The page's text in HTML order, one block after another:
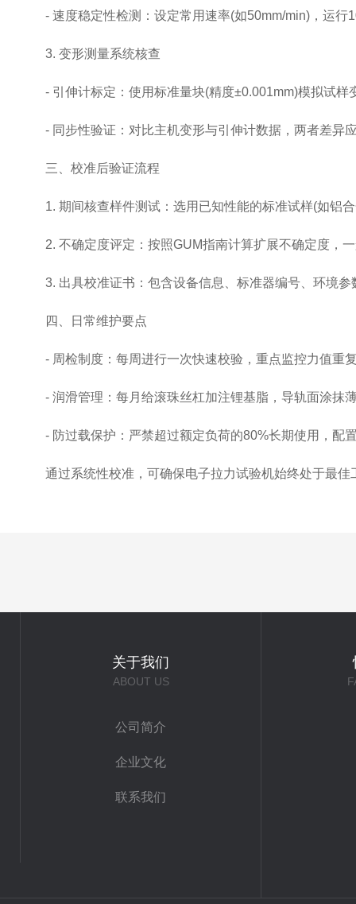
- 速度稳定性检测：设定常用速率(如50mm/min)，运行
3. 变形测量系统核查
- 引伸计标定：使用标准量块(精度±0.001mm)模拟试样
- 同步性验证：对比主机变形与引伸计数据，两者差异
三、校准后验证流程
1. 期间核查样件测试：选用已知性能的标准试样(如铝合
2. 不确定度评定：按照GUM指南计算扩展不确定度，一
3. 出具校准证书：包含设备信息、标准器编号、环境参
四、日常维护要点
- 周检制度：每周进行一次快速校验，重点监控力值重
- 润滑管理：每月给滚珠丝杠加注锂基脂，导轨面涂抹
- 防过载保护：严禁超过额定负荷的80%长期使用，配
通过系统性校准，可确保电子拉力试验机始终处于最佳
关于我们
ABOUT US
公司简介
企业文化
联系我们